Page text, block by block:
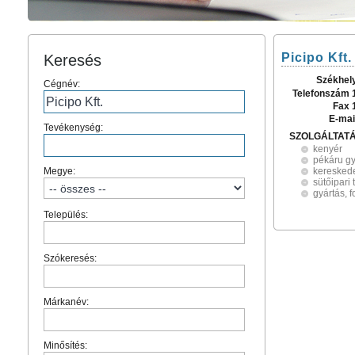
Keresés
Cégnév:
Tevékenység:
Megye:
Település:
Szókeresés:
Márkanév:
Minősítés:
Picipo Kft.
Telefonszám
Fax
E-
kenyér
pékáru
sütőipari
gyártás,